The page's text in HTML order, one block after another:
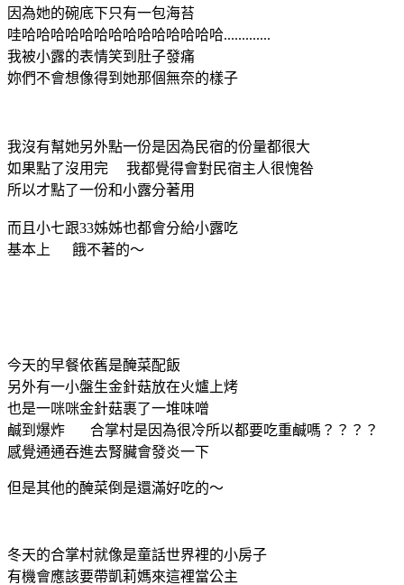
因為她的碗底下只有一包海苔
哇哈哈哈哈哈哈哈哈哈哈哈哈哈哈.............
我被小露的表情笑到肚子發痛
妳們不會想像得到她那個無奈的樣子
我沒有幫她另外點一份是因為民宿的份量都很大
如果點了沒用完 我都覺得會對民宿主人很愧咎
所以才點了一份和小露分著用
而且小七跟33姊姊也都會分給小露吃
基本上 餓不著的～
今天的早餐依舊是醃菜配飯
另外有一小盤生金針菇放在火爐上烤
也是一咪咪金針菇裹了一堆味噌
鹹到爆炸 合掌村是因為很冷所以都要吃重鹹嗎？？？？
感覺通通吞進去腎臟會發炎一下
但是其他的醃菜倒是還滿好吃的～
冬天的合掌村就像是童話世界裡的小房子
有機會應該要帶凱莉媽來這裡當公主